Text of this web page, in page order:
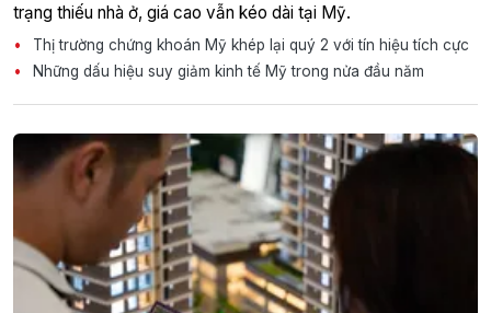
trạng thiếu nhà ở, giá cao vẫn kéo dài tại Mỹ.
Thị trường chứng khoán Mỹ khép lại quý 2 với tín hiệu tích cực
Những dấu hiệu suy giảm kinh tế Mỹ trong nửa đầu năm